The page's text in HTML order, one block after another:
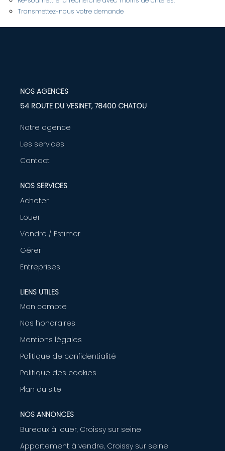
LOUER
GÉRER
Transmettez-nous votre demande
NOS AGENCES
54 ROUTE DU VESINET, 78400 CHATOU
Notre agence
Les services
Contact
NOS SERVICES
Acheter
Louer
Vendre / Estimer
Gérer
Entreprises
LIENS UTILES
Mon compte
Nos honoraires
Mentions légales
Politique de confidentialité
Politique des cookies
Plan du site
NOS ANNONCES
Bureaux à louer, Croissy sur seine
Appartement à vendre, Croissy sur seine